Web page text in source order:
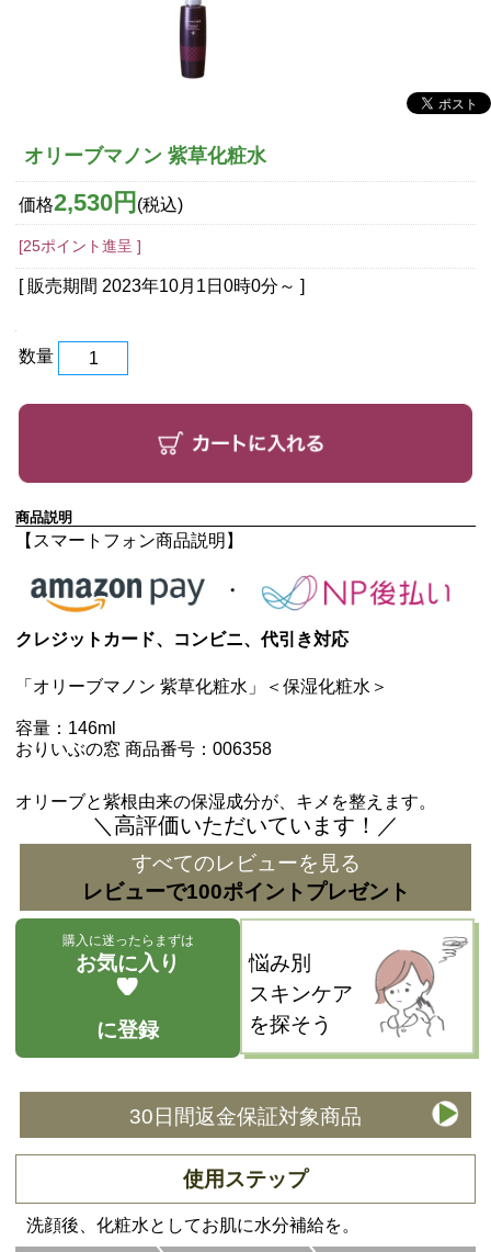
オリーブマノン 紫草化粧水
価格2,530円 (税込)
[25ポイント進呈 ]
[ 販売期間 2023年10月1日0時0分 ～ ]
数量
商品説明
【スマートフォン商品説明】
クレジットカード、コンビニ、代引き対応
「オリーブマノン 紫草化粧水」＜保湿化粧水＞
容量：146ml
おりいぶの窓 商品番号：006358
オリーブと紫根由来の保湿成分が、キメを整えます。
＼高評価いただいています！／
すべてのレビューを見る
レビューで100ポイントプレゼント
購入に迷ったらまずは
お気に入り
に登録
悩み別
スキンケア
を探そう
30日間返金保証対象商品
使用ステップ
洗顔後、化粧水としてお肌に水分補給を。